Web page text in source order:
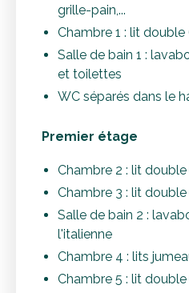
grille-pain,...
Chambre 1 : lit
Salle de bain 1 :
et toilettes
WC séparés dans le
Premier étage
Chambre 2 : lit
Chambre 3 : lit
Salle de bain 2 :
l'italienne
Chambre 4 : lits
Chambre 5 : lit